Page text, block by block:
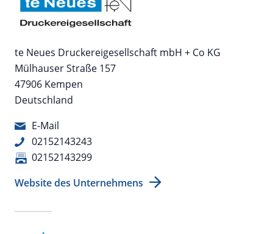
te Neues Druckereigesellschaft mbH + Co KG
Mülhauser Straße 157
47906 Kempen
Deutschland
E-Mail
02152143243
02152143299
Website des Unternehmens